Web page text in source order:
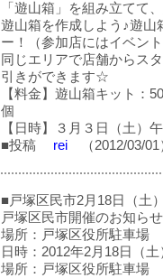
「遊山箱」を組み立てて
遊山箱を作成しよう♪遊山
ー！（参加店にはイベン
同じエリアで店舗からス
引きができます☆
【料金】遊山箱キット：
個
【日時】３月３日（土）
■投稿
rei （2012/03/01
■戸塚区民市2月18日（土
戸塚区民市開催のお知ら
場所：戸塚区役所駐車場
日時：2012年2月18日（
場所：戸塚区役所駐車場